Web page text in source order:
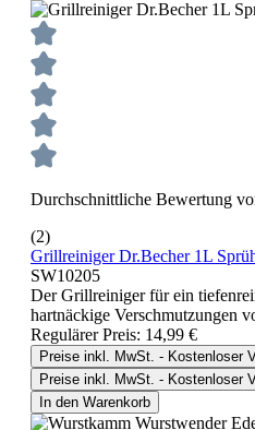
Durchschnittliche Bewertung
(2)
Grillreiniger Dr.Becher 1L
SW10205
Der Grillreiniger für ein
hartnäckige Verschmutzungen
Regulärer Preis: 14,99 €
Preise inkl. MwSt. - Kostenloser
Preise inkl. MwSt. - Kostenloser
In den Warenkorb